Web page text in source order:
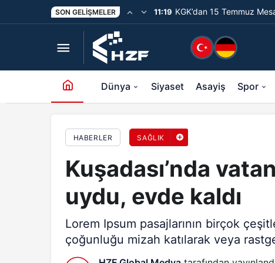
SON GELIŞMELER 11:19 KGK’dan 15 Temmuz
Unutturmayacağız”
Dünya Siyaset Asayiş Spor
HABERLER SAĞLIK
Kuşadası’nda
uydu, evde kaldı
Lorem Ipsum pasajlarının birçok
çoğunluğu mizah katılarak veya
Kuşadası’nda vatandaşlar kısıtlamaya uydu, evde